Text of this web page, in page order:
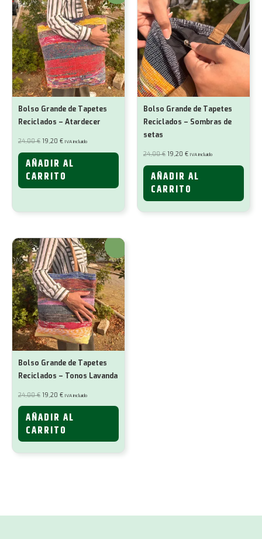
Bolso Grande de Tapetes
Reciclados – Atardecer
24,00€ El
precio
original
era:
24,00 €.
19,20 €El
actual
es:
19,20 €.
IVA incluido
AÑADIR AL
CARRITO
Bolso Grande de Tapetes
Reciclados – Sombras de
setas
24,00€ El
precio
original
era:
24,00 €.
19,20 €El
actual
es:
19,20 €.
IVA incluido
AÑADIR AL
CARRITO
¡Oferta!
Bolso Grande de Tapetes
Reciclados – Tonos Lavanda
24,00€ El
precio
original
24,00 €.
19,20 €El
actual
19,20 €.
IVA incluido
AÑADIR AL
CARRITO